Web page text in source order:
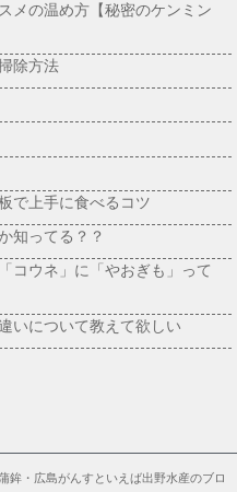
メの温め方【秘密のケンミン
除方法
で上手に食べるコツ
知ってる？？
コウネ」に「やおぎも」って
いについて教えて欲しい
鉾・広島がんすといえば出野水産のブロ